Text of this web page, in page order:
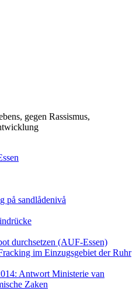
gegen Rassismus,
på sandlådenivå
durchsetzen (AUF-Essen)
im Einzugsgebiet der Ruhr
Antwort Ministerie van
Zaken